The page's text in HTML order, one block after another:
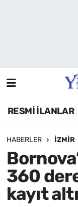
RESMİ İLANLAR
HABERLER İZMIR
360
kayıt
Siyaset
Asayiş /
Spor
Magazin